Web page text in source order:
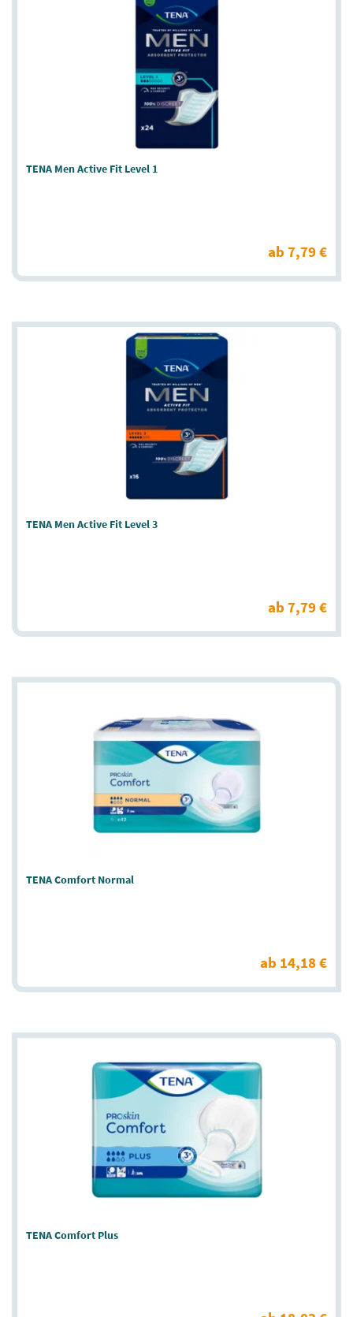
TENA Men Active Fit Level 1
ab 7,79 €
TENA Men Active Fit Level 3
ab 7,79 €
TENA Comfort Normal
ab 14,18 €
TENA Comfort Plus